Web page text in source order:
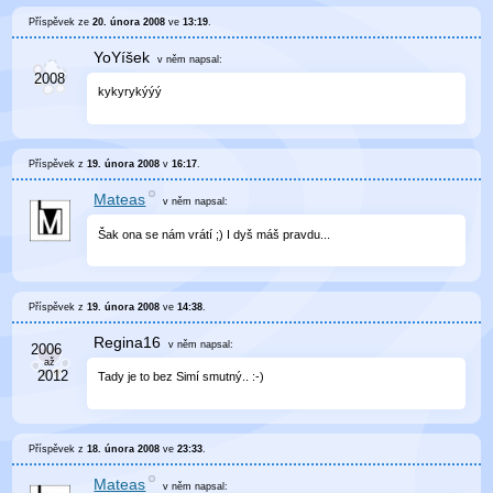
Příspěvek ze20. února 2008 ve13:19
YoYíšek v něm napsal:
kykyrykýýý
Příspěvek z19. února 2008 v16:17.
Mateas v němnapsal:
Šak ona se nám vrátí ;) I dyš máš pravdu...
Příspěvek z19. února 2008 ve14:38
Regina16 v něm napsal:
Tady je to bez Simí smutný.. :-)
Příspěvek z18. února 2008 ve23:33.
Mateas v němnapsal: